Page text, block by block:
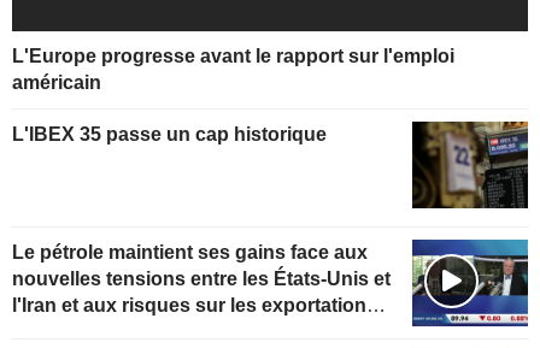
L'Europe progresse avant le rapport sur l'emploi
américain
L'IBEX 35 passe un cap historique
Le pétrole maintient ses gains face aux
nouvelles tensions entre les États-Unis et
l'Iran et aux risques sur les exportations